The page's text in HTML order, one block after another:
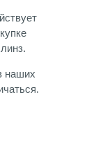
наших